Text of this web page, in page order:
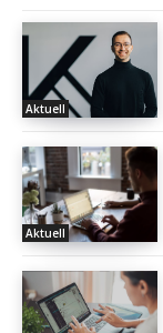
Aktuell
Aktuell